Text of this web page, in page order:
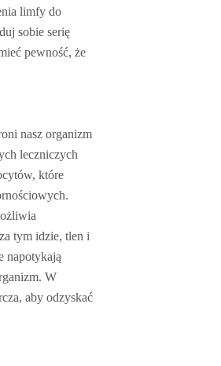
limfy do
sobie serię
pewność, że
nasz organizm
leczniczych
które
tym idzie, tlen i
napotykają
W
aby odzyskać